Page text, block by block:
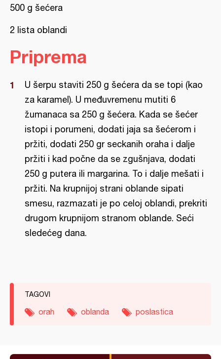
500 g šećera
2 lista oblandi
Priprema
U šerpu staviti 250 g šećera da se topi (kao
za karamel). U međuvremenu mutiti 6
žumanaca sa 250 g šećera. Kada se šećer
istopi i porumeni, dodati jaja sa šećerom i
pržiti, dodati 250 gr seckanih oraha i dalje
pržiti i kad počne da se zgušnjava, dodati
250 g putera ili margarina. To i dalje mešati i
pržiti. Na krupnijoj strani oblande sipati
smesu, razmazati je po celoj oblandi, prekriti
drugom krupnijom stranom oblande. Seći
sledećeg dana.
TAGOVI
orah oblanda poslastica